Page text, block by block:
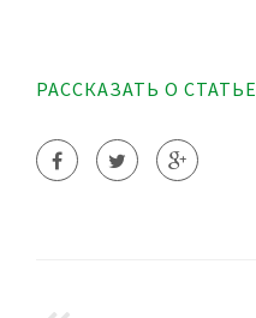
РАССКАЗАТЬ О СТАТЬЕ